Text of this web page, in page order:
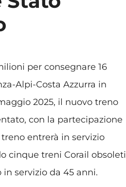
per consegnare 16
Alpi-Costa Azzurra in
2025, il nuovo treno
con la partecipazione
entrerà in servizio
cinque treni Corail obsoleti
servizio da 45 anni.